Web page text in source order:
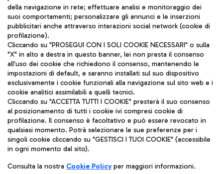
ITA
Aeroporti di Roma S.p.A. - Società soggetta a direzione e
coordinamento di Mundys S.p.A.
Codice fiscale e Registro delle Imprese di Roma 13032990155 P.
IVA 06572251004
Capitale sociale 62.224.743,00 int. vers.
Sede legale: Via Pier Paolo Racchetti 1 - 00054 Fiumicino (RM)
Privacy policy
Note legali
della navigazione in rete; effettuare analisi e monitoraggio dei
suoi comportamenti; personalizzare gli annunci e le inserzioni
pubblicitari anche attraverso interazioni social network (cookie di
profilazione).
Cliccando su "PROSEGUI CON I SOLI COOKIE NECESSARI" o sulla
"X" in alto a destra in questo banner, lei non presta il consenso
all'uso dei cookie che richiedono il consenso, mantenendo le
impostazioni di default, e saranno installati sul suo dispositivo
esclusivamente i cookie funzionali alla navigazione sul sito web e i
cookie analitici assimilabili a quelli tecnici.
Cliccando su "ACCETTA TUTTI I COOKIE" presterà il suo consenso
al posizionamento di tutti i cookie ivi compresi cookie di
profilazione. Il consenso è facoltativo e può essere revocato in
qualsiasi momento. Potrà selezionare le sue preferenze per i
singoli cookie cliccando su "GESTISCI I TUOI COOKIE" (accessibile
in ogni momento dal sito).
Consulta la nostra Cookie Policyper maggiori informazioni.